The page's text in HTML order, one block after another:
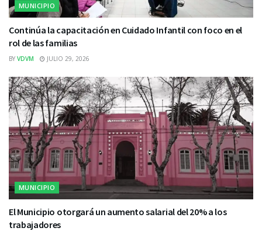
MUNICIPIO
Continúa la capacitación en Cuidado Infantil con foco en el
rol de las familias
BY VDVM JULIO 29, 2026
MUNICIPIO
El Municipio otorgará un aumento salarial del 20% a los
trabajadores